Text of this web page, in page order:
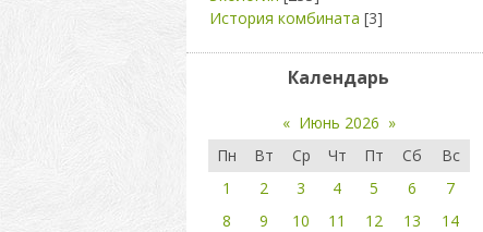
История комбината [3]
Календарь
« Июнь 2026 »
Пн
Вт Ср Чт Пт Сб
Вс
1
2 3 4 5 6
7
8
9 10 11 12 13
14